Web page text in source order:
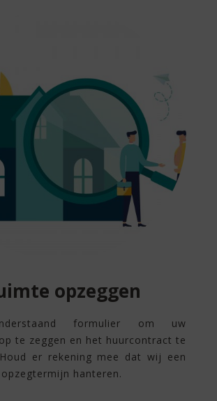
opzeggen
formulier om uw
te zeggen en het huurcontract te
er rekening mee dat wij een
hanteren.